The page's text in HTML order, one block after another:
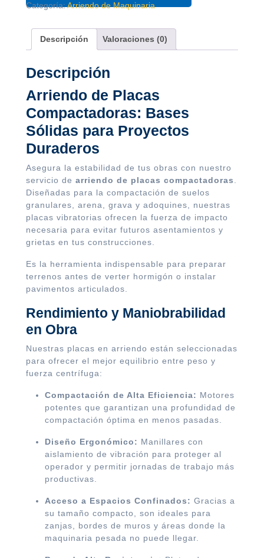
Categoría:Arriendo de Maquinaria
Descripción Valoraciones (0)
Descripción
Arriendo de Placas
Compactadoras: Bases
Sólidas para Proyectos
Duraderos
Asegura la estabilidad de tus obras con nuestro
servicio de arriendo de placas compactadoras
Diseñadas para la compactación de suelos
granulares, arena, grava y adoquines, nuestras
placas vibratorias ofrecen la fuerza de impacto
necesaria para evitar futuros asentamientos y
grietas en tus construcciones.
Es la herramienta indispensable para preparar
terrenos antes de verter hormigón o instalar
pavimentos articulados.
Rendimiento y Maniobrabilidad
en Obra
Nuestras placas en arriendo están seleccionadas
para ofrecer el mejor equilibrio entre peso y
fuerza centrífuga:
Compactación de Alta Eficiencia: Motores
potentes que garantizan una profundidad de
compactación óptima en menos pasadas.
Diseño Ergonómico: Manillares con
aislamiento de vibración para proteger al
operador y permitir jornadas de trabajo más
productivas.
Acceso a Espacios Confinados: Gracias a
su tamaño compacto, son ideales para
zanjas, bordes de muros y áreas donde la
maquinaria pesada no puede llegar.